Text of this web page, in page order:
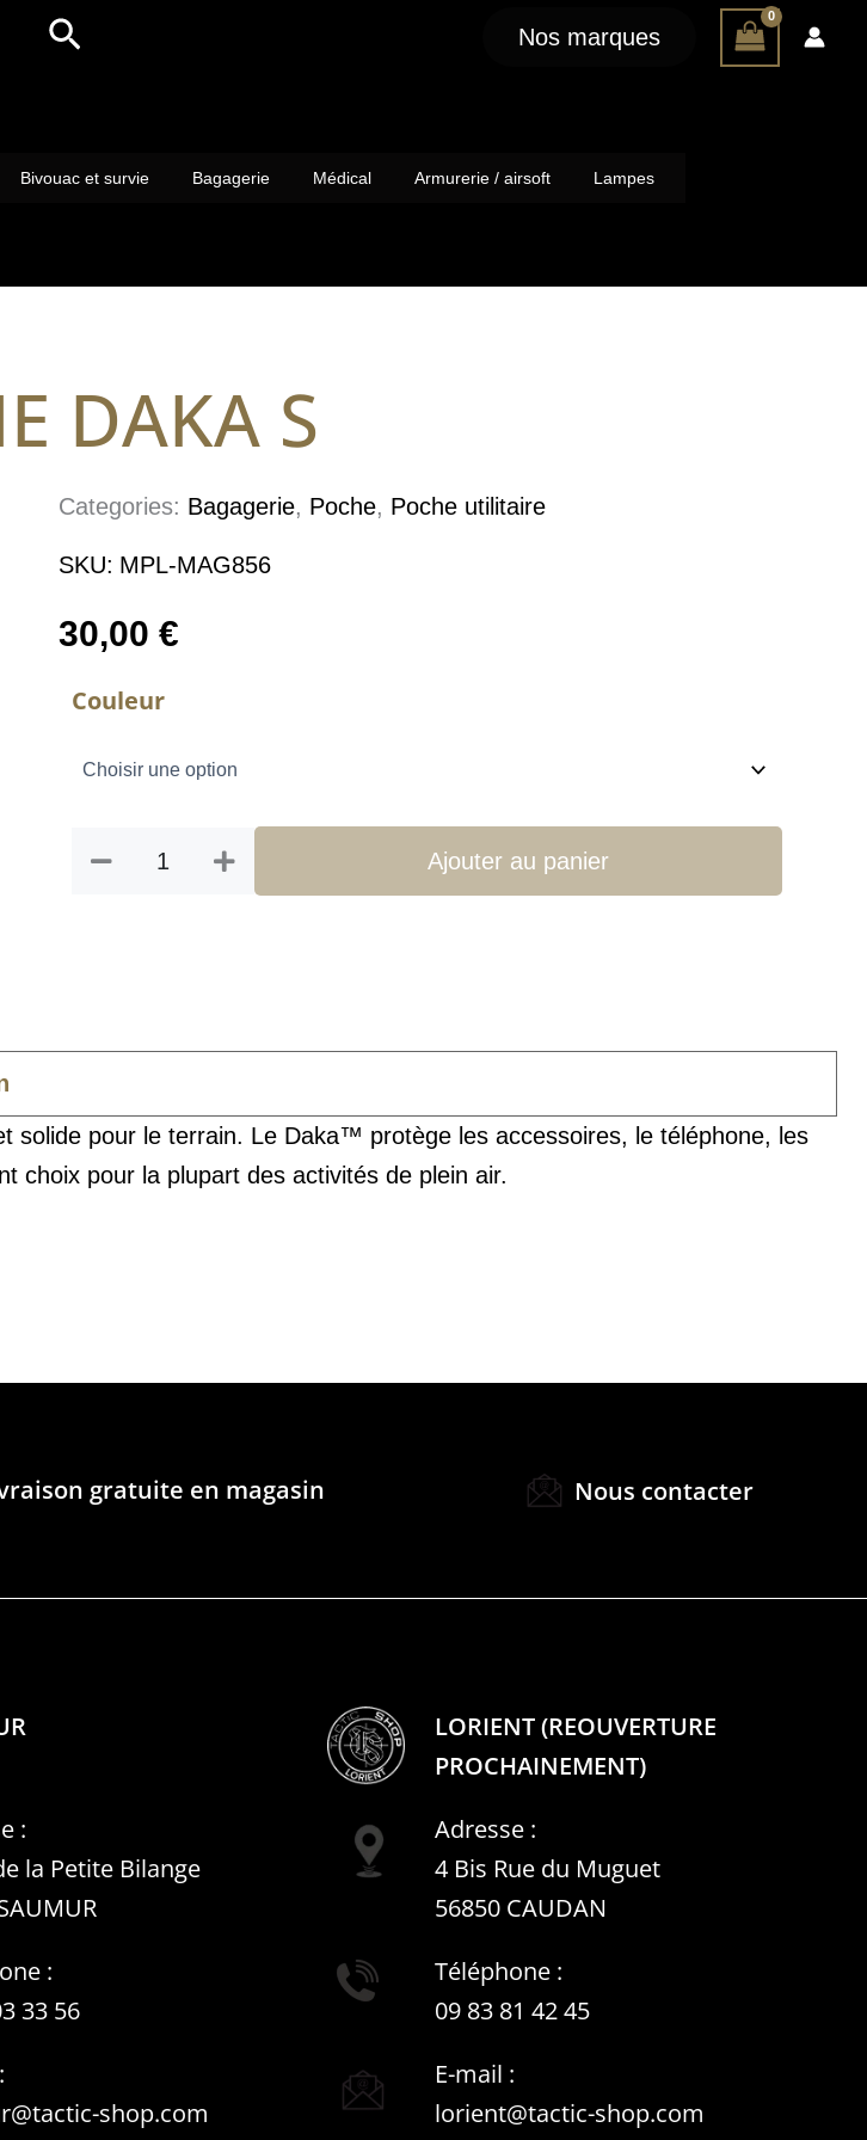
Rechercher Nos marques
Bivouac et survie Bagagerie Médical Armurerie / airsoft Lampes
DAKA S
Couleur
de
S
Ajouter au panier
Categories: Bagagerie, Poche, Poche utilitaire
SKU: MPL-MAG856
30,00€
pour le terrain. Le Daka™ protège les accessoires, le téléphone, les
choix pour la plupart des activités de plein air.
gratuite en magasin Nous contacter
LORIENT (REOUVERTURE
PROCHAINEMENT)
:
la Petite Bilange
Adresse :
4 Bis Rue du Muguet
56850 CAUDAN
:
33 56
Téléphone :
09 83 81 42 45
shop.com
E-mail :
lorient@tactic-shop.com